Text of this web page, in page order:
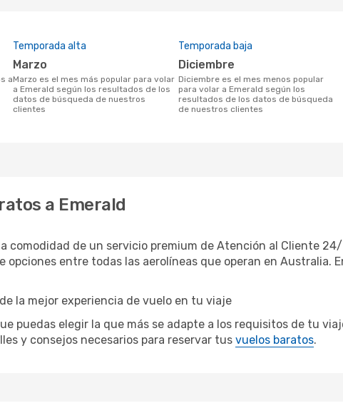
Temporada alta
marzo
marzo es el mes más popular para volar
a Emerald según los resultados de los
datos de búsqueda de nuestros
clientes
Temporada baja
diciembre
diciembre es el mes menos popular
para volar a Emerald según los
resultados de los datos de búsqueda
de nuestros clientes
a Emerald
comodidad de un servicio premium de Atención al Cliente
entre todas las aerolíneas que operan en Australia.
la mejor experiencia de vuelo en tu viaje
puedas elegir la que más se adapte a los requisitos de tu
y consejos necesarios para reservar tus vuelos baratos.